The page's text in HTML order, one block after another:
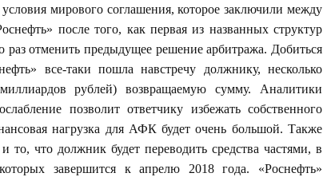
мирового соглашения, которое заключили между
после того, как первая из названных структур
раз отменить предыдущее решение арбитража. Добиться
все-таки пошла навстречу должнику, несколько
рублей) возвращаемую сумму. Аналитики
позволит ответчику избежать собственного
нагрузка для АФК будет очень большой. Также
то, что должник будет переводить средства частями, в
завершится к апрелю 2018 года. «Роснефть»